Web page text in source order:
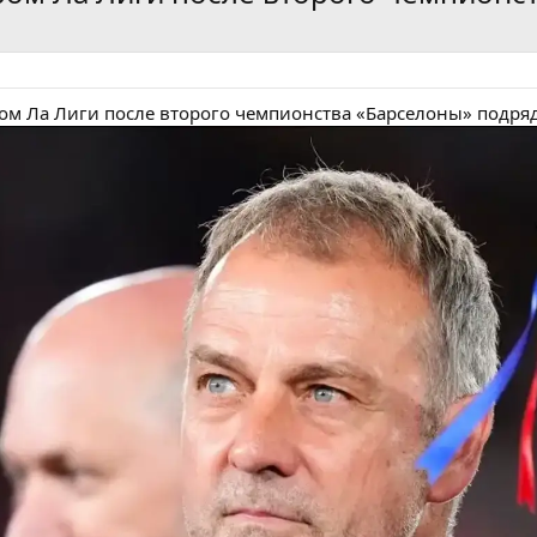
Ла Лиги после второго чемпионства «Барселоны»